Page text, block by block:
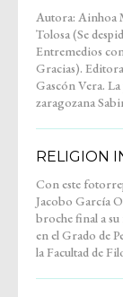
Autora: Ainhoa
Tolosa (Se
Entremedios
Gracias). Editora: Patricia
Gascón Vera. La periodista
zaragozana
tras años como
televisión y locutora
para
comenzó su andadura en
RELIGION
Con este
Jacobo García
broche final a
en el Grado de
la Facultad de
Letras y cierra
etapa como
Entremedios.